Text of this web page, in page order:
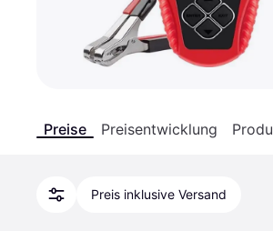
Preise Preisentwicklung
Preis inklusive Versand